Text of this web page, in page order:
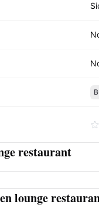
restaurant
lounge